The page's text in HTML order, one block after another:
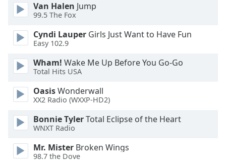
Font
Family
Reset
Done
Modal
Dialog
dialog
window.
Van Halen Jump
99.5 The Fox
Cyndi Lauper Girls Just Want to Have Fun
Easy 102.9
Wham! Wake Me Up Before You Go-Go
Total Hits USA
OasisWonderwall
XX2 Radio (WXXP-HD2)
Bonnie TylerTotal Eclipse of the Heart
WNXT Radio
Mr. Mister Broken Wings
98.7 the Dove